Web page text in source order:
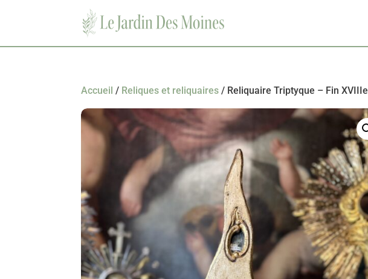
Accueil / Reliques et reliquaires / Reliquaire Triptyque – Fin XVIIIe